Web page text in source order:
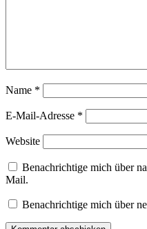
Name *
E-Mail-Adresse *
Website
Benachrichtige mich über
Mail.
Benachrichtige mich über